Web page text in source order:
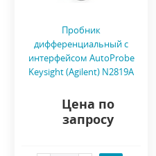
Пробник
дифференциальный с
интерфейсом AutoProbe
Keysight (Agilent) N2819A
Цена по
запросу